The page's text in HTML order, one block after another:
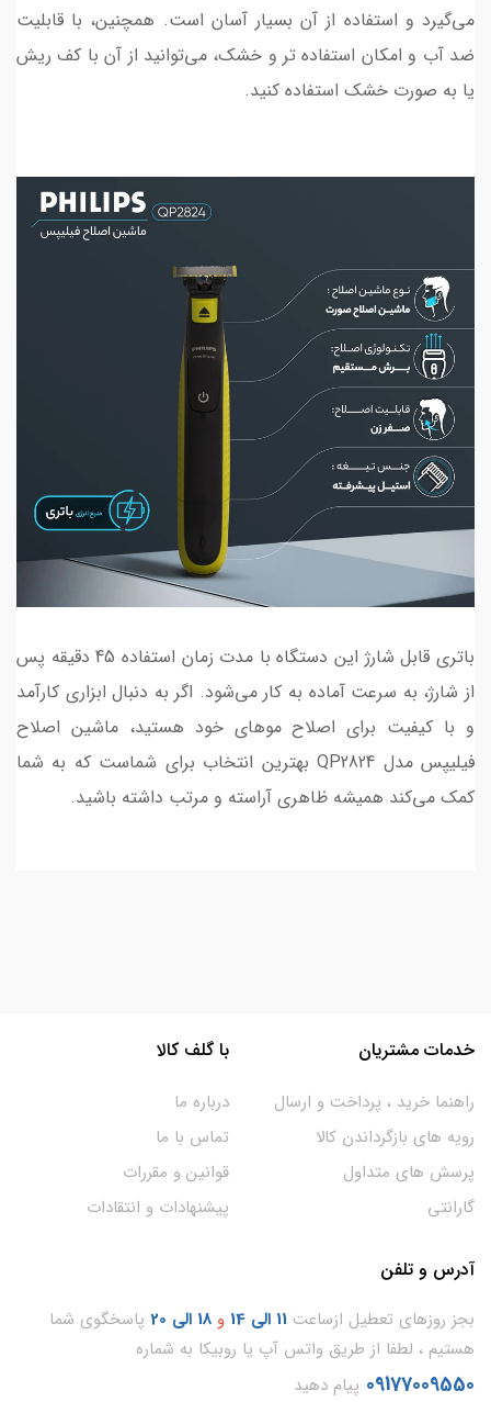
می‌گیرد و استفاده از آن بسیار آسان است. همچنین، با قابلیت
ضد آب و امکان استفاده تر و خشک، می‌توانید از آن با کف ریش
یا به صورت خشک استفاده کنید.
باتری قابل شارژ این دستگاه با مدت زمان استفاده 45 دقیقه پس
از شارژ، به سرعت آماده به کار می‌شود. اگر به دنبال ابزاری کارآمد
و با کیفیت برای اصلاح موهای خود هستید، ماشین اصلاح
فیلیپس مدل QP2824 بهترین انتخاب برای شماست که به شما
کمک می‌کند همیشه ظاهری آراسته و مرتب داشته باشید.
خدمات مشتریان
راهنما خرید ، پرداخت و ارسال
رویه های بازگرداندن کالا
پرسش های متداول
گارانتی
با گلف کالا
درباره ما
تماس با ما
قوانین و مقررات
پیشنهادات و انتقادات
آدرس و تلفن
بجز روزهای تعطیل ازساعت 11 الی 14 و 18 الی 20
پاسخگوی شما
هستیم ، لطفا از طریق واتس آپ یا روبیکا به شماره
09177009550 پیام دهید